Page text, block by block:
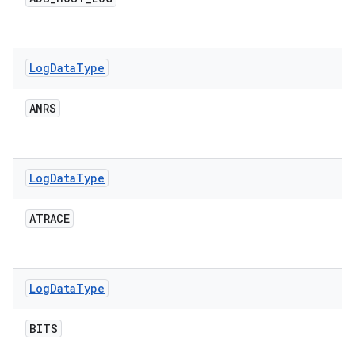
LogDataType
ANRS
LogDataType
ATRACE
LogDataType
BITS